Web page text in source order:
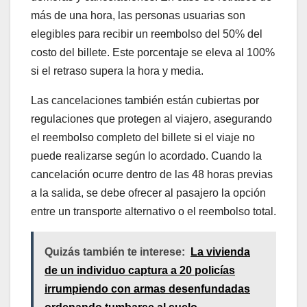
más de una hora, las personas usuarias son
elegibles para recibir un reembolso del 50% del
costo del billete. Este porcentaje se eleva al 100%
si el retraso supera la hora y media.
Las cancelaciones también están cubiertas por
regulaciones que protegen al viajero, asegurando
el reembolso completo del billete si el viaje no
puede realizarse según lo acordado. Cuando la
cancelación ocurre dentro de las 48 horas previas
a la salida, se debe ofrecer al pasajero la opción
entre un transporte alternativo o el reembolso total.
Quizás también te interese:
La vivienda
de un individuo captura a 20 policías
irrumpiendo con armas desenfundadas